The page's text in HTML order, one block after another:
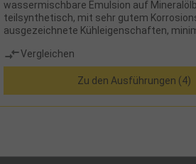
wassermischbare Emulsion auf
teilsynthetisch, mit sehr gutem
ausgezeichnete Kühleigenschaften,
mikrobenresistent, keine
geruchlos, frei von Borsäure, Chlor,
Aminen und Formaldehyd,
2Einsatz: zum Bohren, Drehen, Fräsen,
Räumen, Gewindeschneiden,
Drehen, Fräsen- 1:10 (10 %) beim Sägen,
Vergleichen
Zu den Ausführungen (4)